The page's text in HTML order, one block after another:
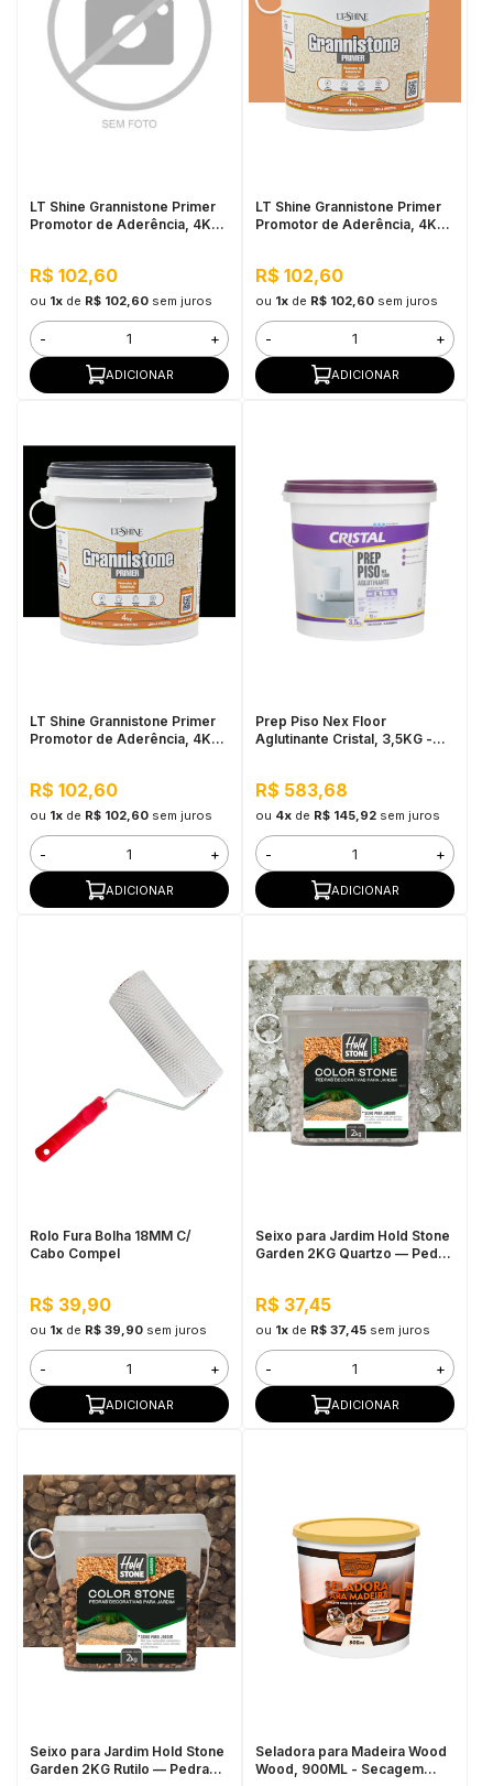
LT Shine Grannistone Primer
Promotor de Aderência, 4KG
R$ 102,60
ou 1xde R$ 102,60 sem juros
- +
ADICIONAR
LT Shine Grannistone Primer
Promotor de Aderência, 4KG
R$ 102,60
ou 1xde R$ 102,60 sem juros
- +
ADICIONAR
LT Shine Grannistone Primer
Promotor de Aderência, 4KG
R$ 102,60
ou 1xde R$ 102,60 sem juros
- +
ADICIONAR
Prep Piso Nex Floor
Aglutinante Cristal, 3,5KG -
R$ 583,68
ou 4xde R$ 145,92 sem juros
- +
ADICIONAR
Rolo Fura Bolha 18MM C/
Cabo Compel
R$ 39,90
ou 1xde R$ 39,90 sem juros
- +
ADICIONAR
Seixo para Jardim Hold Stone
Garden 2KG Quartzo — Pedra
Externas
R$ 37,45
ou 1xde R$ 37,45 sem juros
- +
ADICIONAR
Seixo para Jardim Hold Stone
Garden 2KG Rutilo — Pedra
Seladora para Madeira Wood
Wood, 900ML - Secagem